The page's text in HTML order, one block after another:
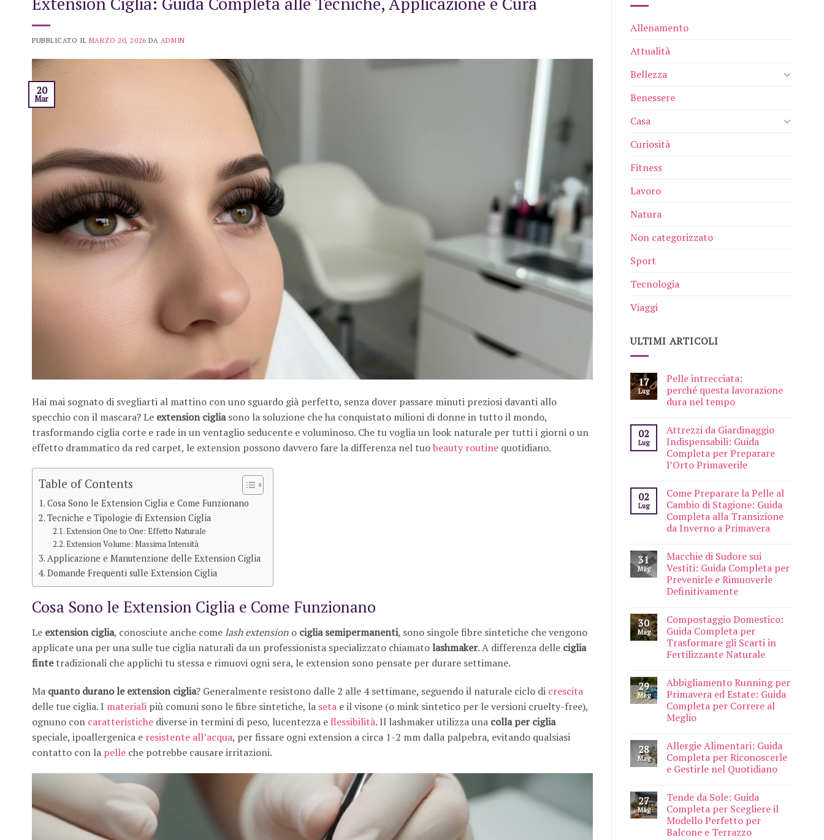
PUBBLICATO IL MARZO 20, 2026 DA ADMIN
20
Mar
Hai mai sognato di svegliarti al mattino con uno sguardo già perfetto, senza dover passare minuti preziosi davanti allo
specchio con il mascara? Le extension cigliasono la soluzione che ha conquistato milioni di donne in tutto il mondo,
trasformando ciglia corte e rade in un ventaglio seducente e voluminoso. Che tu voglia un look naturale per tutti i giorni o un
effetto drammatico da red carpet, le extension possono davvero fare la differenza nel tuobeauty routine quotidiano.
Table of Contents
Cosa Sono le Extension Ciglia e Come Funzionano
Tecniche e Tipologie di Extension Ciglia
Extension One to One: Effetto Naturale
Extension Volume: Massima Intensità
Applicazione e Manutenzione delle Extension Ciglia
Domande Frequenti sulle Extension Ciglia
Cosa Sono le Extension Ciglia e Come Funzionano
Le extension ciglia, conosciute anche come lash extension o ciglia semipermanenti, sono singole fibre sintetiche che vengono
applicate una per una sulle tue ciglia naturali da un professionista specializzato chiamatolashmaker. A differenza delle ciglia
fintetradizionali che applichi tu stessa e rimuovi ogni sera, le extension sono pensate per durare settimane.
Ma quanto durano le extension ciglia? Generalmente resistono dalle 2 alle 4 settimane, seguendo il naturale ciclo di crescita
delle tue ciglia. I materiali più comuni sono le fibre sintetiche, la seta e il visone (o mink sintetico per le versioni cruelty-free),
ognuno con caratteristiche diverse in termini di peso, lucentezza eflessibilità. Il lashmaker utilizza una colla per ciglia
speciale, ipoallergenica e resistente all’acqua, per fissare ogni extension a circa 1-2 mm dalla palpebra, evitando qualsiasi
contatto con la pelle che potrebbe causare irritazioni.
Allenamento
Attualità
Bellezza
Benessere
Casa
Curiosità
Fitness
Lavoro
Natura
Non categorizzato
Sport
Tecnologia
Viaggi
ULTIMI ARTICOLI
17
Lug
Pelle intrecciata:
perché questa lavorazione
dura nel tempo
02
Lug
Attrezzi da Giardinaggio
Indispensabili: Guida
Completa per Preparare
l’Orto Primaverile
02
Lug
Come Preparare la Pelle al
Cambio di Stagione: Guida
Completa alla Transizione
da Inverno a Primavera
31
Mag
Macchie di Sudore sui
Vestiti: Guida Completa per
Prevenirle e Rimuoverle
Definitivamente
30
Mag
Compostaggio Domestico:
Guida Completa per
Trasformare gli Scarti in
Fertilizzante Naturale
29
Mag
Abbigliamento Running per
Primavera ed Estate: Guida
Completa per Correre al
Meglio
28
Mag
Allergie Alimentari: Guida
Completa per Riconoscerle
e Gestirle nel Quotidiano
27
Mag
Tende da Sole: Guida
Completa per Scegliere il
Modello Perfetto per
Balcone e Terrazzo